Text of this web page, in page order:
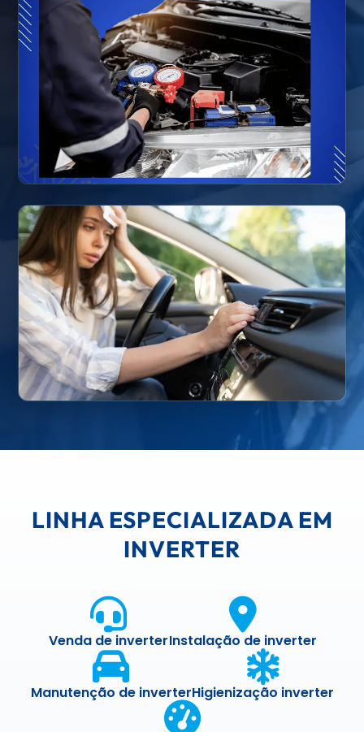
LINHA ESPECIALIZADA EM
INVERTER
Venda de inverterInstalação de inverter
Manutenção de inverterHigienização inverter